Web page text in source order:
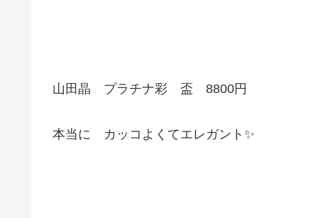
山田晶 プラチナ彩 盃 8800円
本当に カッコよくてエレガント✨